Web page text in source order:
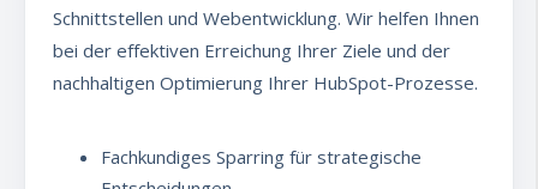
Schnittstellen und Webentwicklung. Wir helfen Ihnen
bei der effektiven Erreichung Ihrer Ziele und der
nachhaltigen Optimierung Ihrer HubSpot-Prozesse.
Fachkundiges Sparring für strategische